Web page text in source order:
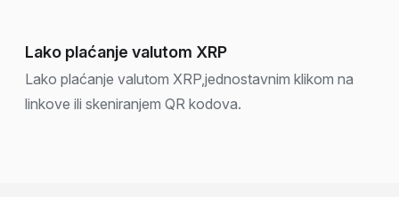
Lako plaćanje valutom XRP
Lako plaćanje valutom XRP,jednostavnim klikom na
linkove ili skeniranjem QR kodova.